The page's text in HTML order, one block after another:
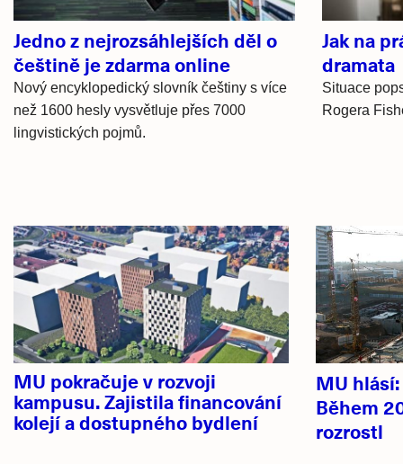
Jedno z nejrozsáhlejších děl o
češtině je zdarma online
Nový encyklopedický slovník češtiny s více
než 1600 hesly vysvětluje přes 7000
lingvistických pojmů.
Jak na
dramata
Situace
Rogera
Hlavní
novinky
MU pokračuje v rozvoji
kampusu. Zajistila financování
kolejí a dostupného bydlení
MU
Během
rozrostl